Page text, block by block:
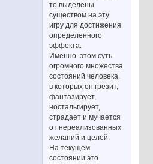
то выделены
существом на эту
игру для достижения
определенного
эффекта.
Именно этом суть
огромного множества
состояний человека.
в которых он грезит,
фантазирует,
ностальгирует,
страдает и мучается
от нереализованных
желаний и целей.
На текущем
состоянии это